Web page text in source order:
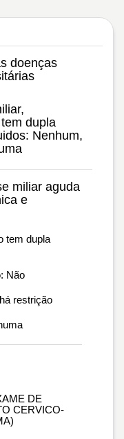
doenças
dupla
Nenhum,
miliar aguda
e
tem dupla
Não
restrição
DE
CERVICO-